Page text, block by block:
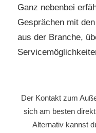
Ganz nebenbei
Gesprächen mit
aus der Branche,
Der Kontakt zum
sich am besten
Alternativ kannst